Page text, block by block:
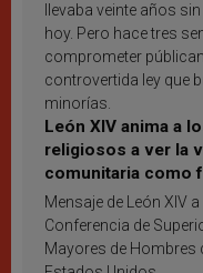
llevaba veinte años
hoy. Pero hace tres
comprometer
controvertida ley que
minorías.
León XIV anima a
religiosos a ver la
comunitaria como
inspiración y
Mensaje de León XIV a
Conferencia de
Mayores de Hombres